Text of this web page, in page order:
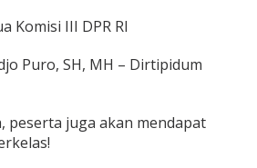
Komisi III DPR RI
Puro, SH, MH – Dirtipidum
peserta juga akan mendapat